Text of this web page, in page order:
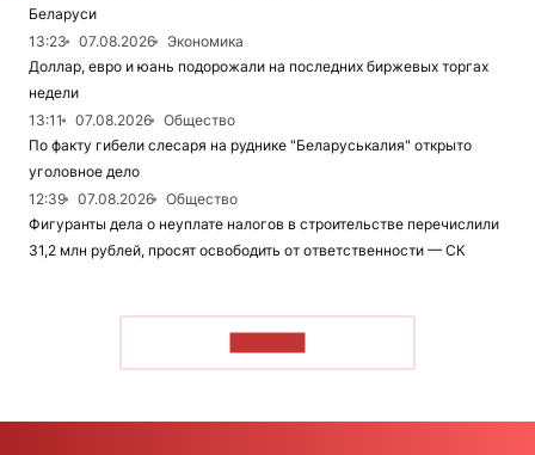
Беларуси
13:23
07.08.2026
Экономика
Доллар, евро и юань подорожали на последних биржевых торгах
недели
13:11
07.08.2026
Общество
По факту гибели слесаря на руднике "Беларуськалия" открыто
уголовное дело
12:39
07.08.2026
Общество
Фигуранты дела о неуплате налогов в строительстве перечислили
31,2 млн рублей, просят освободить от ответственности — СК